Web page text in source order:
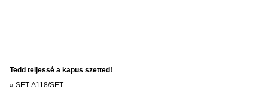
Tedd teljessé a kapus szetted!
» SET-A118/SET